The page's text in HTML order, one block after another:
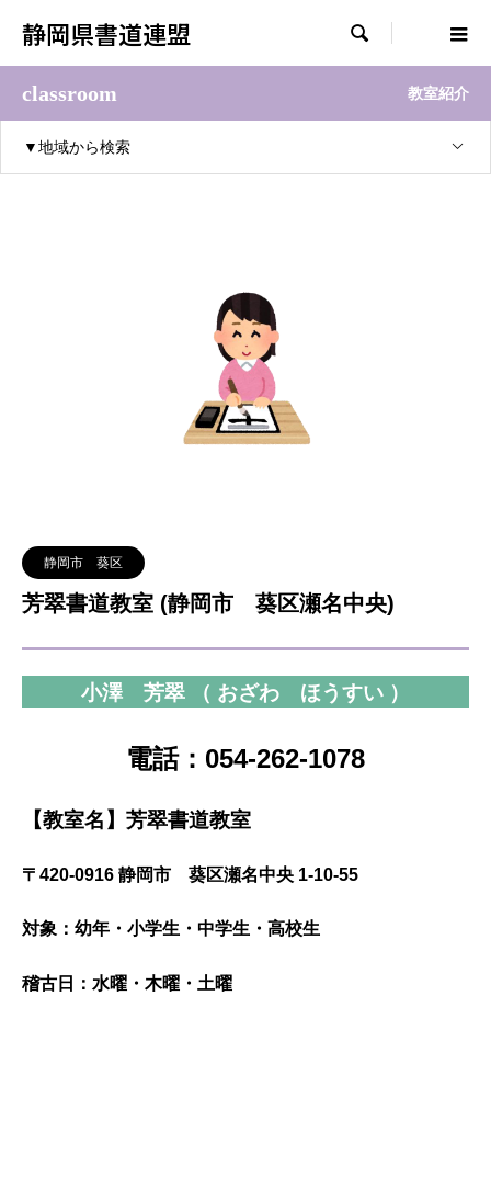
静岡県書道連盟 
classroom 教室紹介
▼地域から検索
静岡市 葵区
芳翠書道教室 (静岡市 葵区瀬名中央)
小澤 芳翠 （ おざわ ほうすい ）
電話：054-262-1078
【教室名】芳翠書道教室
〒420-0916 静岡市 葵区瀬名中央 1-10-55
対象：幼年・小学生・中学生・高校生
稽古日：水曜・木曜・土曜